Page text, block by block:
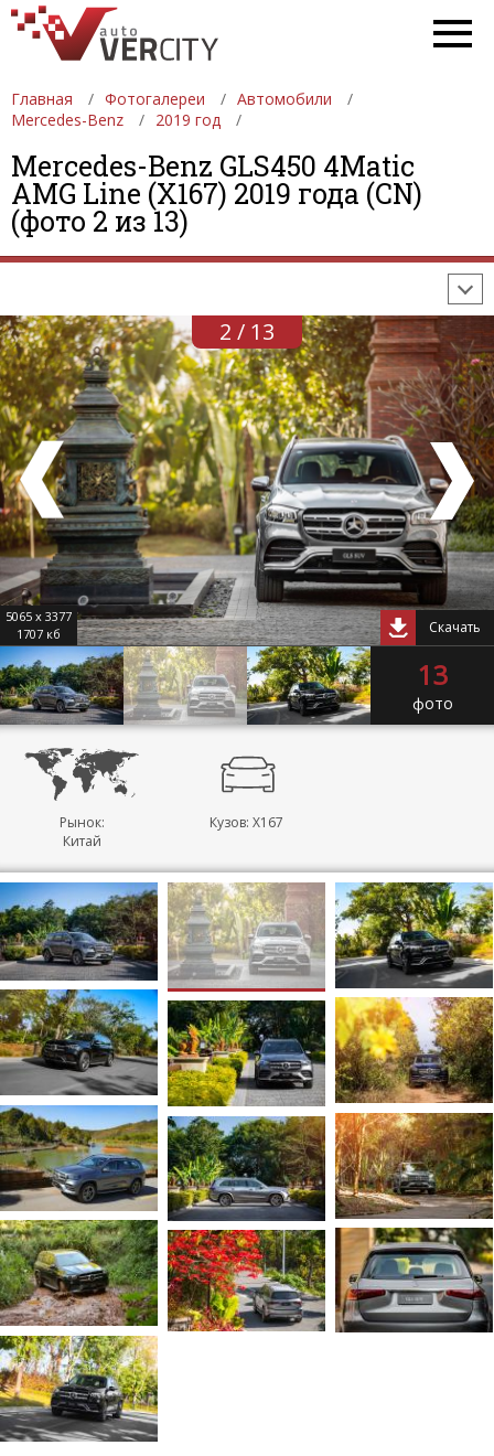
Главная Фотогалереи
Автомобили
Mercedes-Benz
2019 год
Mercedes-Benz GLS450 4Matic
AMG Line (X167) 2019 года (CN)
(фото 2 из 13)
ФОТОГАЛЕРЕИ АВТОМОБИЛИ
ДЕВУШКИ
АВТОСАЛОНЫ
ФОРМУЛА-1
2 / 13
5065 x 3377
1707 кб
Скачать
13
фото
Рынок:
Китай
Кузов: X167